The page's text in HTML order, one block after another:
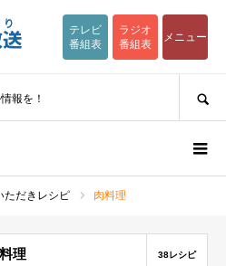
テレビ
番組表
ラジオ
番組表
メニュー
報を！
ただきレシピ 肉料理
理 38レシピ